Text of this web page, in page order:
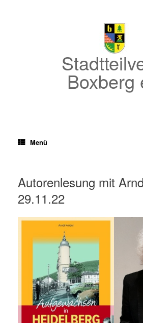
Boxberg
Menü
Autorenlesung mit
29.11.22